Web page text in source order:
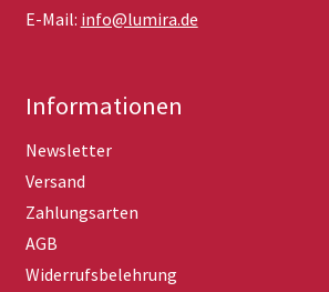
E-Mail: info@lumira.de
Informationen
Newsletter
Versand
Zahlungsarten
AGB
Widerrufsbelehrung